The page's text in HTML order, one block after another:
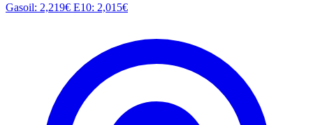
Gasoil: 2,219€ E10: 2,015€